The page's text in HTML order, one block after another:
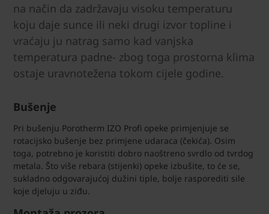
na način da zadržavaju visoku temperaturu
koju daje sunce ili neki drugi izvor topline i
vraćaju ju natrag samo kad vanjska
temperatura padne- zbog toga prostorna klima
ostaje uravnotežena tokom cijele godine.
Bušenje
Pri bušenju Porotherm IZO Profi opeke primjenjuje se
rotacijsko bušenje bez primjene udaraca (čekića). Osim
toga, potrebno je koristiti dobro naoštreno svrdlo od tvrdog
metala. Što više rebara (stijenki) opeke izbušite, to će se,
sukladno odgovarajućoj dužini tiple, bolje rasporediti sile
koje djeluju u ziđu.